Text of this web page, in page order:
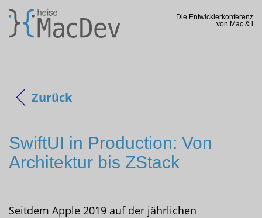
Die Entwicklerkonferenz
von Mac & i
Zurück
SwiftUI in Production: Von
Architektur bis ZStack
Seitdem Apple 2019 auf der jährlichen